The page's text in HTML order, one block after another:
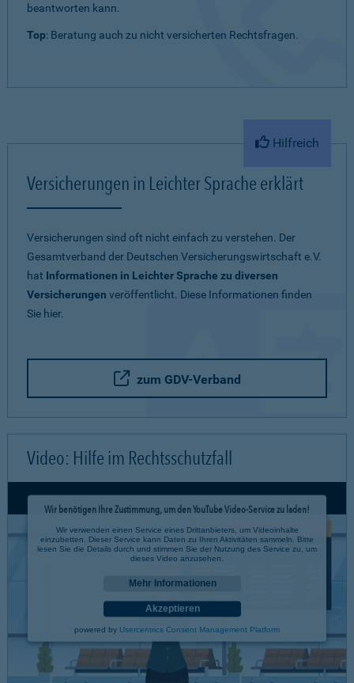
beantworten kann.
Top: Beratung auch zu nicht versicherten Rechtsfragen.
Hilfreich
Versicherungen in Leichter Sprache erklärt
Versicherungen sind oft nicht einfach zu verstehen. Der
Gesamtverband der Deutschen Versicherungswirtschaft e.V.
hat Informationen in Leichter Sprache zu diversen
Versicherungen veröffentlicht. Diese Informationen finden
Sie hier.
zum GDV-Verband
Video: Hilfe im Rechtsschutzfall
Wir benötigen Ihre Zustimmung, um den YouTube Video-Service zu laden!
Wir verwenden einen Service eines Drittanbieters, um Videoinhalte
einzubetten. Dieser Service kann Daten zu Ihren Aktivitäten sammeln. Bitte
lesen Sie die Details durch und stimmen Sie der Nutzung des Service zu, um
dieses Video anzusehen.
Mehr Informationen
Akzeptieren
powered by Usercentrics Consent Management Platform